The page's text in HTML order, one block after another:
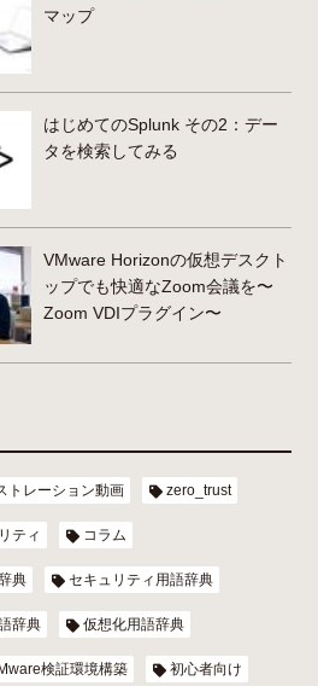
マップ
はじめてのSplunk その2：デー
タを検索してみる
VMware Horizonの仮想デスクト
ップでも快適なZoom会議を〜
Zoom VDIプラグイン〜
トレーション動画 zero_trust
ティ コラム
典 セキュリティ用語辞典
辞典 仮想化用語辞典
検証環境構築 初心者向け